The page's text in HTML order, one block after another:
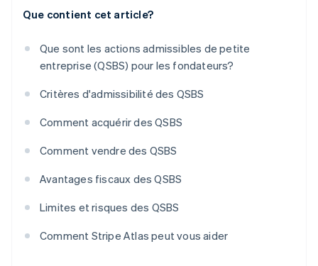
Que contient cet article?
Que sont les actions admissibles de petite
entreprise (QSBS) pour les fondateurs?
Critères d'admissibilité des QSBS
Comment acquérir des QSBS
Comment vendre des QSBS
Avantages fiscaux des QSBS
Limites et risques des QSBS
Comment Stripe Atlas peut vous aider